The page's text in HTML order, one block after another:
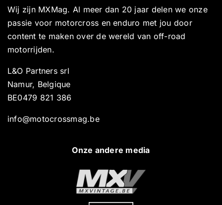
Wij zijn MXMag. Al meer dan 20 jaar delen we onze
passie voor motorcross en enduro met jou door
content te maken over de wereld van off-road
motorrijden.
L&O Partners srl
Namur, Belgique
BE0479 821 386
info@motocrossmag.be
Onze andere media